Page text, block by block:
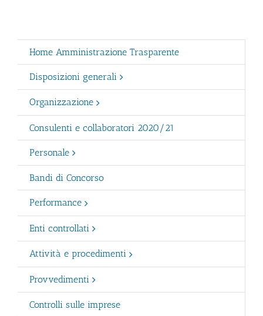
Home Amministrazione Trasparente
Disposizioni generali
Organizzazione
Consulenti e collaboratori 2020/21
Personale
Bandi di Concorso
Performance
Enti controllati
Attività e procedimenti
Provvedimenti
Controlli sulle imprese